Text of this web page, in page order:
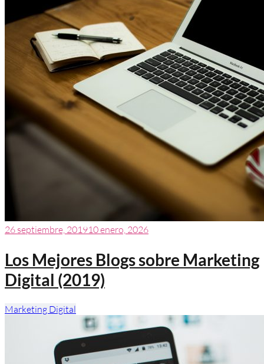
26 septiembre, 201910 enero, 2026
Los Mejores Blogs sobre Marketing
Digital (2019)
Marketing Digital